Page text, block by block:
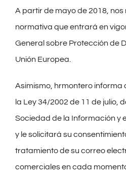
A partir de mayo de 2018,
normativa que entrará en
General sobre Protección de
Unión Europea.
Asimismo, hrmontero informa
la Ley 34/2002 de 11 de julio,
Sociedad de la Información y
y le solicitará su
tratamiento de su correo
comerciales en cada